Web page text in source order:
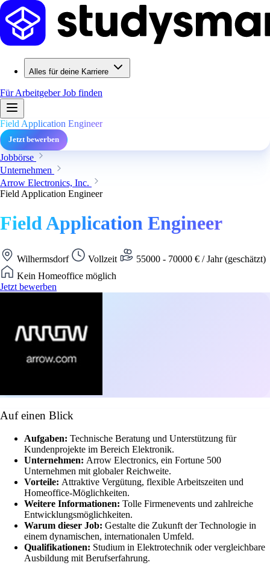
Alles für deine Karriere
Für ArbeitgeberJob finden
Field Application Engineer
Jetzt bewerben
Jobbörse
Unternehmen
Arrow Electronics, Inc.
Field Application Engineer
Field Application Engineer
Wilhermsdorf Vollzeit
55000 - 70000 € / Jahr (geschätzt)
Kein Homeoffice möglich
Jetzt bewerben
Auf einen Blick
Aufgaben: Technische Beratung und Unterstützung für
Kundenprojekte im Bereich Elektronik.
Unternehmen: Arrow Electronics, ein Fortune 500
Unternehmen mit globaler Reichweite.
Vorteile: Attraktive Vergütung, flexible Arbeitszeiten und
Homeoffice-Möglichkeiten.
Weitere Informationen: Tolle Firmenevents und zahlreiche
Entwicklungsmöglichkeiten.
Warum dieser Job: Gestalte die Zukunft der Technologie in
einem dynamischen, internationalen Umfeld.
Qualifikationen: Studium in Elektrotechnik oder vergleichbare
Ausbildung mit Berufserfahrung.